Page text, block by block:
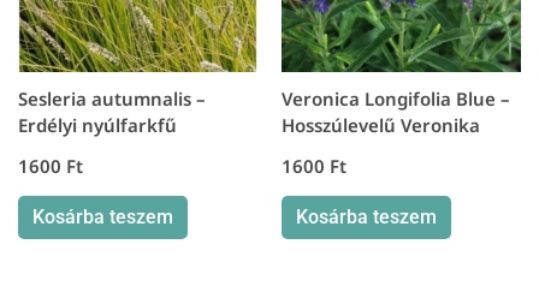
Sesleria autumnalis –
Erdélyi nyúlfarkfű
1600 Ft
Kosárba teszem
Veronica Longifolia Blue –
Hosszúlevelű Veronika
1600 Ft
Kosárba teszem